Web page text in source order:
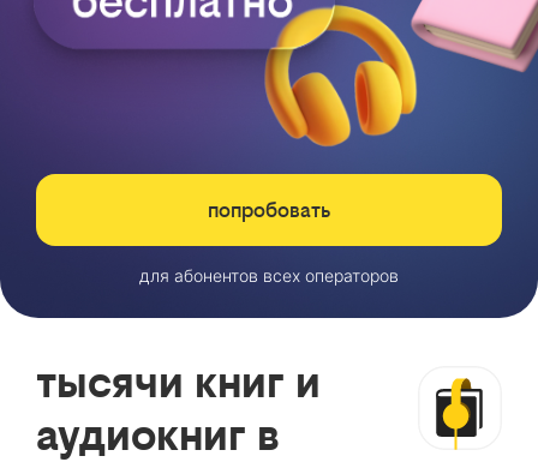
попробовать
для абонентов всех операторов
тысячи книг и
аудиокниг в